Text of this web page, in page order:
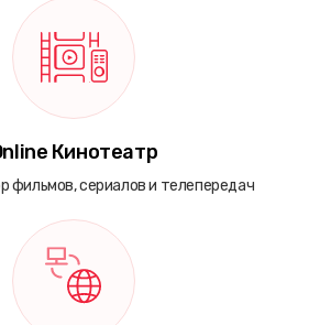
Кинотеатр
фильмов, сериалов и телепередач